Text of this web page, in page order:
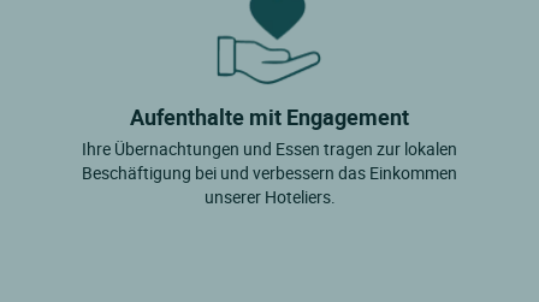
Aufenthalte mit Engagement
Ihre Übernachtungen und Essen tragen zur lokalen
Beschäftigung bei und verbessern das Einkommen
unserer Hoteliers.